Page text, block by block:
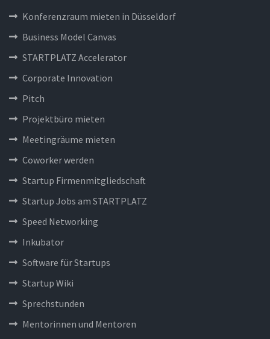
Konferenzraum mieten in Düsseldorf
Business Model Canvas
STARTPLATZ Accelerator
Corporate Innovation
Pitch
Projektbüro mieten
Meetingräume mieten
Coworker werden
Startup Firmenmitgliedschaft
Startup Jobs am STARTPLATZ
Speed Networking
Inkubator
Software für Startups
Startup Wiki
Sprechstunden
Mentorinnen und Mentoren